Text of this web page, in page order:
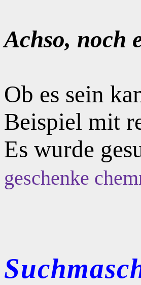
Achso, noch
Ob es sein
Beispiel mit
Es wurde
geschenke